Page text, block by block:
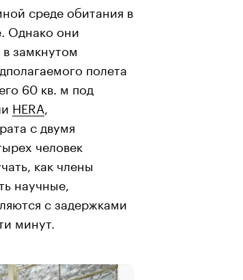
среде обитания в
Однако они
замкнутом
полета
60 кв. м под
HERA
с двумя
человек
как члены
научные,
с задержками
минут.